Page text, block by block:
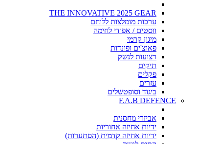
THE INNOVATIVE 2025 GEAR
ערכות מומלצות ללוחם
ווסטים / אפודי לחימה
מיגון קרמי
פאוצ'ים ופונדות
רצועות לנשק
תיקים
פקלים
עזרים
ביגוד וסופטשלים
F.A.B DEFENCE
אביזרי מחסנית
ידיות אחיזה אחוריות
ידיות אחיזה קדמית (הסתערות)